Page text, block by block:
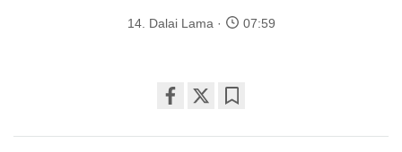
14. Dalai Lama 07:59
on